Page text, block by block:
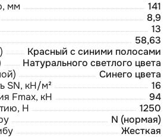
мм
141
8,9
13
58,63
Красный с синими полосами
Натурального светлого цвета
Синего цвета
SN, кН/м²
16
Fmax, кН
94
Н
1250
N (нормая)
Жесткая